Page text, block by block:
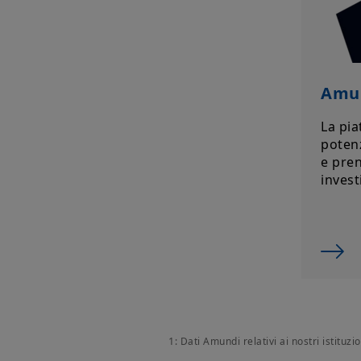
La
e
1 : Dati Amundi relativi ai nostri